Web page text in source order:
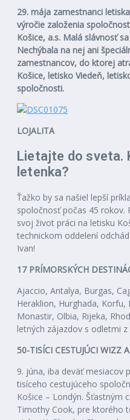
29. mája zamestnanci
výročie založenia
Košice, a.s. Malá slávnosť
Nechýbala na nej ani
zamestnancov, do ktorej
Košice, letisko Viedeň,
spoločnosti.
LOJALITA
Lietajte do sveta.
letenka?
Ťažko by sa našiel lepší
spoločnosť počas 45 rokov.
svoj život práci na letisku
technickom oddelení
Ivan!
17 PRÍMORSKÝCH
Ajaccio, Antalya, Burgas,
Heraklion, Hurghada,
Monastir, Olbia, Rijeka,
letných zájazdov s odletmi
50-TISÍCI CESTUJÚCI WIZZ
9. júna, iba deväť mesiacov
tisíceho cestujúceho
Košice – Londýn. Šťastným
Timothy Cook, pre ktorého